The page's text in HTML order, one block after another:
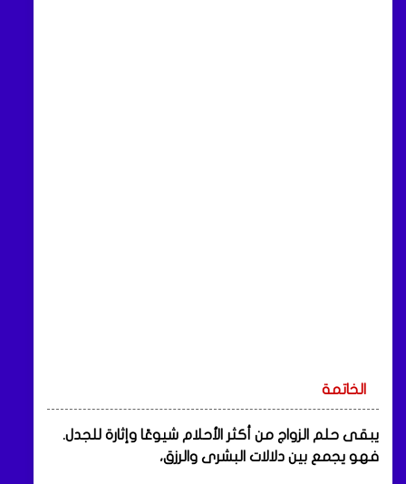
الخاتمة
يبقى حلم الزواج من أكثر الأحلام شيوعًا وإثارة للجدل.
فهو يجمع بين دلالات البشرى والرزق،